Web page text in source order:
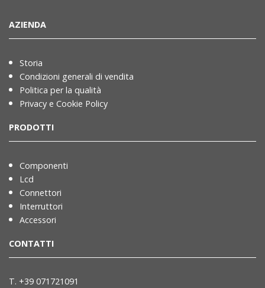
AZIENDA
Storia
Condizioni generali di vendita
Politica per la qualità
Privacy e Cookie Policy
PRODOTTI
Componenti
Lcd
Connettori
Interruttori
Accessori
CONTATTI
T. +39 071721091